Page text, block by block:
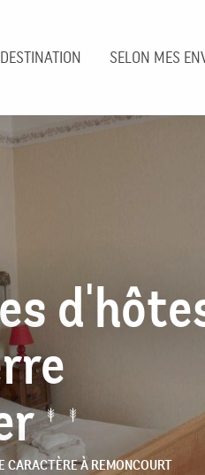
SELON MES
CARACTÈREÀ REMONCOURT